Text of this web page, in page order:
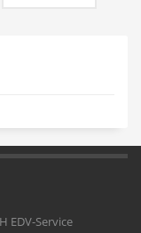
EDV-Service